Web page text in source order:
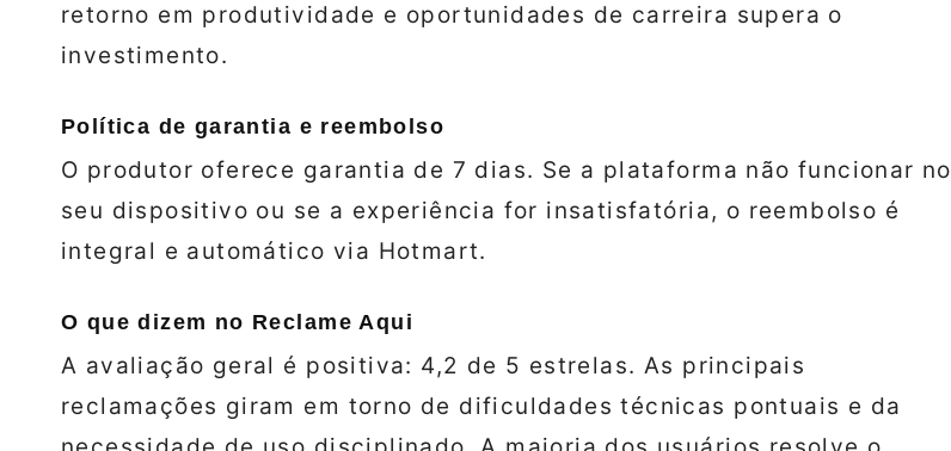
retorno em produtividade e oportunidades de carreira supera o
investimento.
Política de garantia e reembolso
O produtor oferece garantia de 7 dias. Se a plataforma não funcionar no
seu dispositivo ou se a experiência for insatisfatória, o reembolso é
integral e automático via Hotmart.
O que dizem no Reclame Aqui
A avaliação geral é positiva: 4,2 de 5 estrelas. As principais
reclamações giram em torno de dificuldades técnicas pontuais e da